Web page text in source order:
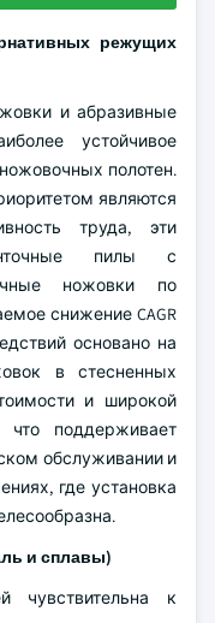
режущих
и абразивные
устойчивое
полотен.
являются
труда, эти
пилы с
ножовки по
снижение CAGR
основано на
в стесненных
и широкой
что поддерживает
обслуживании и
где установка
и сплавы)
чувствительна к